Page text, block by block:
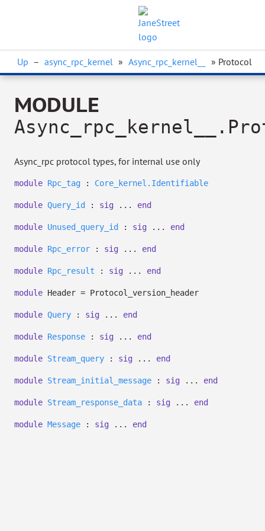
Up – async_rpc_kernel » Async_rpc_kernel__ » Protocol
MODULE
Async_rpc protocol types, for internal use only
module Rpc_tag : Core_kernel.Identifiable
module Query_id : sig ... end
module Unused_query_id : sig ... end
module Rpc_error : sig ... end
module Rpc_result : sig ... end
module Header = Protocol_version_header
module Query : sig ... end
module Response : sig ... end
module Stream_query : sig ... end
module Stream_initial_message : sig ... end
module Stream_response_data : sig ... end
module Message : sig ... end